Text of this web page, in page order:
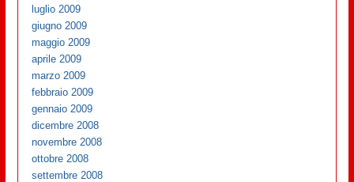
luglio 2009
giugno 2009
maggio 2009
aprile 2009
marzo 2009
febbraio 2009
gennaio 2009
dicembre 2008
novembre 2008
ottobre 2008
settembre 2008